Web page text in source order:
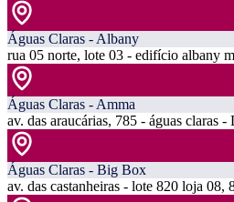
Águas Claras - Albany
rua 05 norte, lote 03 - edifício albany
Águas Claras - Amma
av. das araucárias, 785 - águas claras -
Águas Claras - Big Box
av. das castanheiras - lote 820 loja 08,